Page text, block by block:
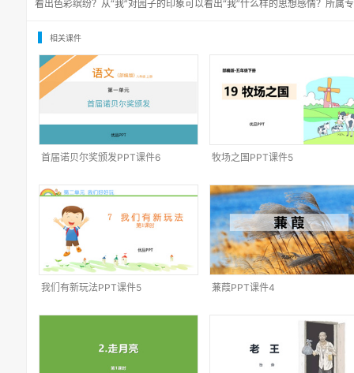
看出色彩缤纷？从“我”对园子的印象可以看出“我”什么样的思想感情？所属
相关课件
首届诺贝尔奖颁发PPT课件6 牧场之国PPT课件5
我们有新玩法PPT课件5 蒹葭PPT课件4